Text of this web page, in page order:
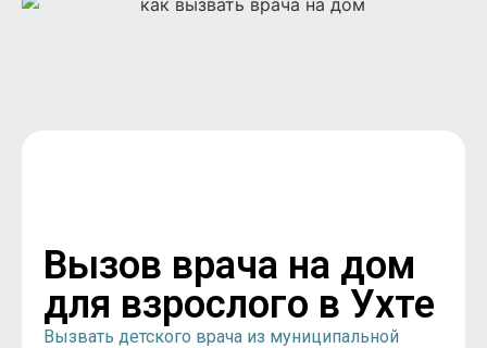
Вызов врача на дом
для взрослого в Ухте
Вызвать детского врача из муниципальной